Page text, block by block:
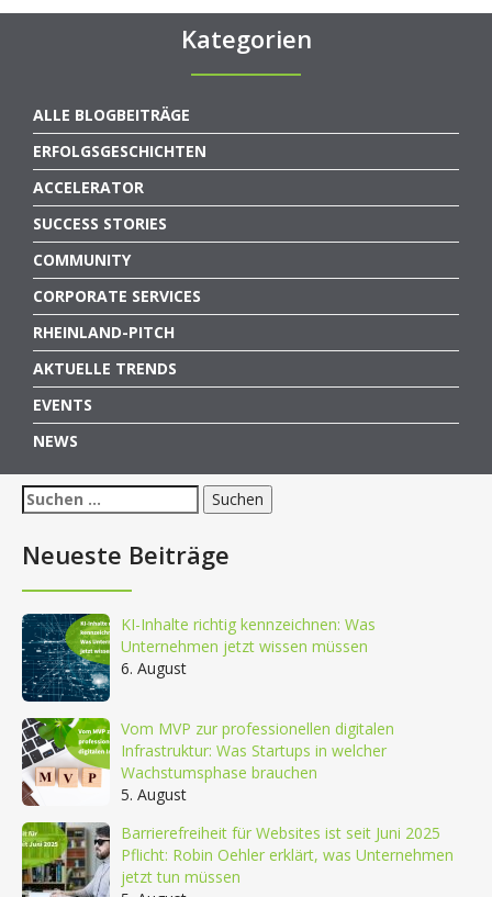
Kategorien
ALLE BLOGBEITRÄGE
ERFOLGSGESCHICHTEN
ACCELERATOR
SUCCESS STORIES
COMMUNITY
CORPORATE SERVICES
RHEINLAND-PITCH
AKTUELLE TRENDS
EVENTS
NEWS
Suchen
nach:
Neueste Beiträge
KI-Inhalte richtig kennzeichnen: Was
Unternehmen jetzt wissen müssen
6. August
Vom MVP zur professionellen digitalen
Infrastruktur: Was Startups in welcher
Wachstumsphase brauchen
5. August
Barrierefreiheit für Websites ist seit Juni 2025
Pflicht: Robin Oehler erklärt, was Unternehmen
jetzt tun müssen